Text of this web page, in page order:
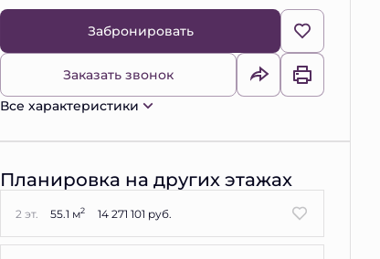
Забронировать
Заказать звонок
Все характеристики
Планировка на других этажах
2 эт. 55.1 м2 14 271 101 руб.